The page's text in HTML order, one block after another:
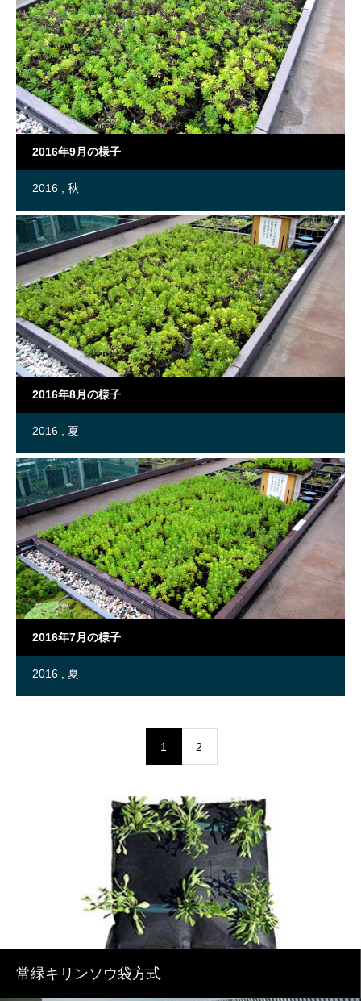
2016年9月の様子
2016 秋
2016年8月の様子
2016 夏
2016年7月の様子
2016 夏
1 2
常緑キリンソウ袋方式